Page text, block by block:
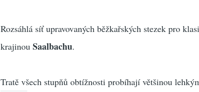
Rozsáhlá síť upravovaných běžkařských stezek pro
krajinouSaalbachu.
Tratě všech stupňů obtížnosti probíhají většinou